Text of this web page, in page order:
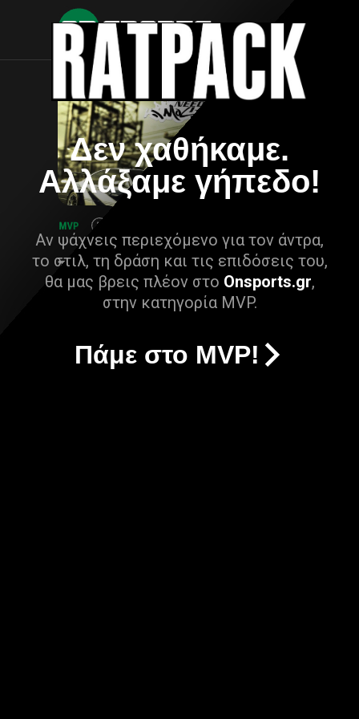
Δεν χαθήκαμε.
Αλλάξαμε γήπεδο!
Αν ψάχνεις περιεχόμενο για τον άντρα,
το στιλ, τη δράση και τις επιδόσεις του,
θα μας βρεις πλέον στο Onsports.gr,
στην κατηγορία MVP.
Πάμε στο MVP!